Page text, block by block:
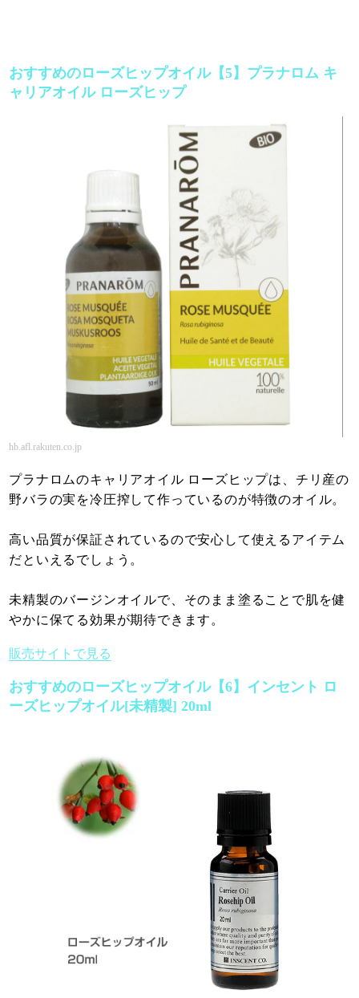
おすすめのローズヒップオイル【5】プラナロム キ
ャリアオイル ローズヒップ
hb.afl.rakuten.co.jp
プラナロムのキャリアオイル ローズヒップは、チリ産の
野バラの実を冷圧搾して作っているのが特徴のオイル。
高い品質が保証されているので安心して使えるアイテム
だといえるでしょう。
未精製のバージンオイルで、そのまま塗ることで肌を健
やかに保てる効果が期待できます。
販売サイトで見る
おすすめのローズヒップオイル【6】インセント ロ
ーズヒップオイル[未精製] 20ml